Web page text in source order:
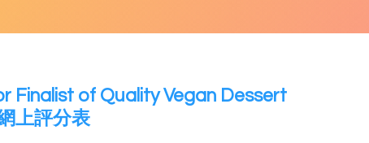
Finalist of Quality Vegan Dessert
上評分表